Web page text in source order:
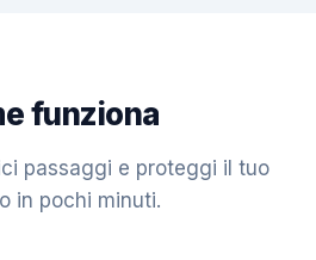
funziona
passaggi e proteggi il tuo
in pochi minuti.